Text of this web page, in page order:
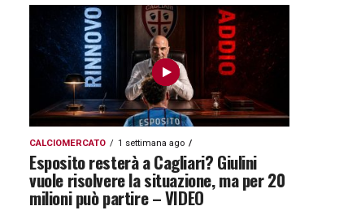
CALCIOMERCATO 1 settimana ago
Esposito resterà a Cagliari? Giulini
vuole risolvere la situazione, ma per 20
milioni può partire – VIDEO